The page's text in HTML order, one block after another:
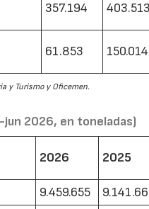
357.194
61.853 150.014
y Turismo y Oficemen.
jun 2026, en toneladas)
2026 2025
9.459.655